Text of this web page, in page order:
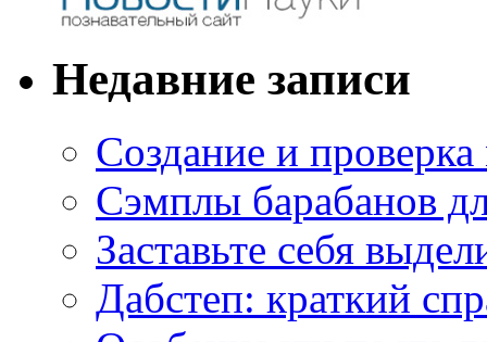
Недавние записи
Создание и
Сэмплы барабанов
Заставьте себя
Дабстеп: краткий